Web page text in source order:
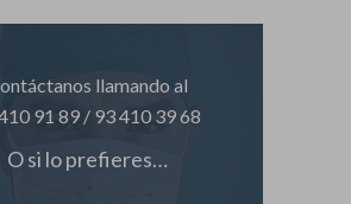
llamando al
91 89 / 93 410 39 68
O si lo prefieres…